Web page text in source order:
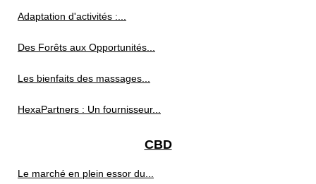
Adaptation d'activités :...
Des Forêts aux Opportunités...
Les bienfaits des massages...
HexaPartners : Un fournisseur...
CBD
Le marché en plein essor du...